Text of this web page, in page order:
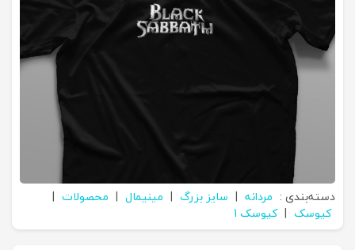
دسته‌بندی : مردانه | سایز بزرگ | مینیمال | محصولات |
کیوسک | کیوسک 1